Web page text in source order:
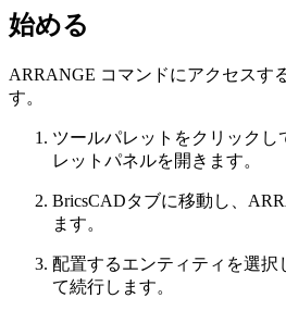
始める
ARRANGE コマンドにアクセスす
す。
ツールパレットをクリック
レットパネルを開きます。
BricsCADタブに移動し、
ます。
配置するエンティティを選択
て続行します。